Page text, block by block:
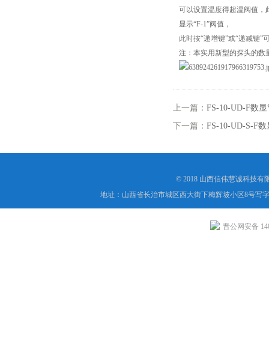
可以设置温度得超温阀值，
显示“F-1”阀值，
此时按“递增键”或“递减键
注：本实用新型的探头的数
上一篇： FS-10-UD-F数
下一篇： FS-10-UD-S-F
© 2018 山西信伟慧诚科技有
地址：山西省长治市城区西大街下梅辉坡小区8号写
晋公网安备